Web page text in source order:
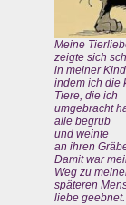
Meine
zeigte sich
in meiner
indem ich die
Tiere, die ich
umgebracht
alle begrub
und weinte
an ihren
Damit war
Weg zu
späteren
liebe geebnet.